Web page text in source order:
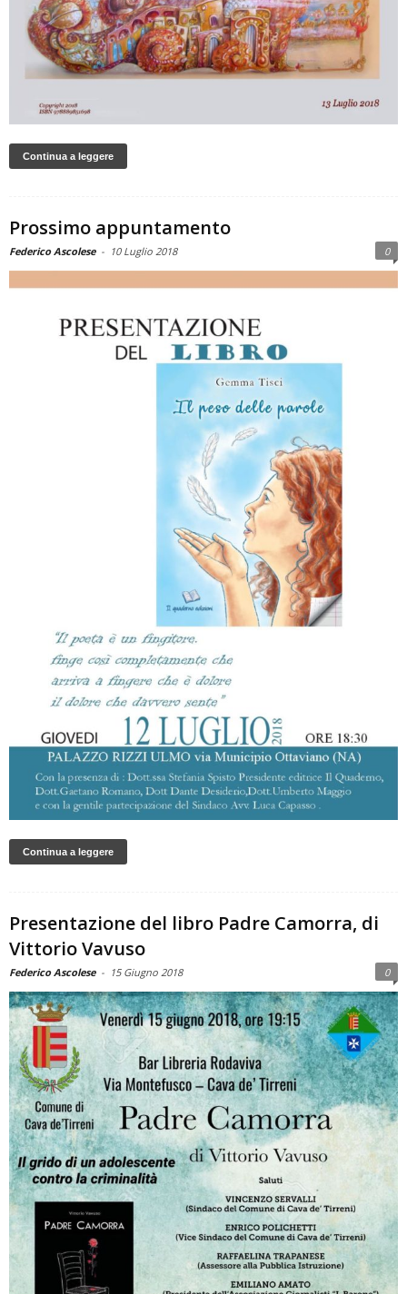
Continua a leggere
Prossimo appuntamento
Federico Ascolese - 10 Luglio 2018 0
Continua a leggere
Presentazione del libro Padre Camorra, di
Vittorio Vavuso
Federico Ascolese - 15 Giugno 2018 0